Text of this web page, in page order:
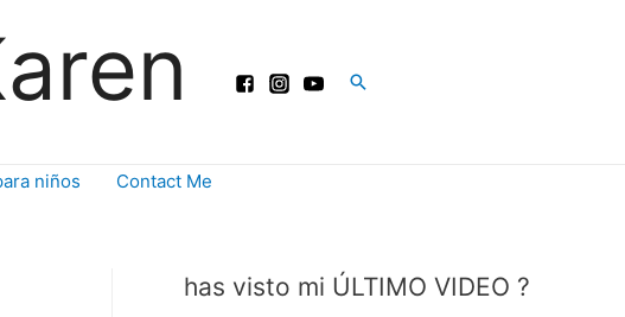
Buscar
niños Contact Me
has visto mi ÚLTIMO VIDEO ?